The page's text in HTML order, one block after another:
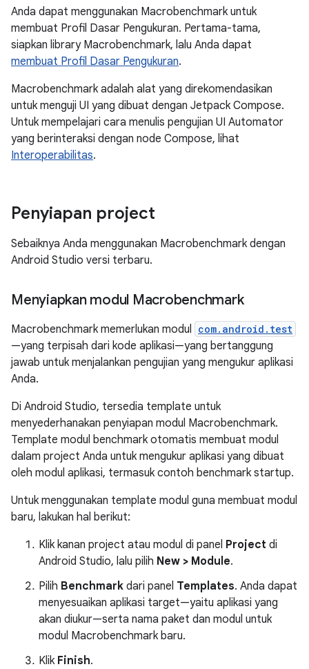
Anda dapat menggunakan Macrobenchmark untuk
membuat Profil Dasar Pengukuran. Pertama-tama,
siapkan library Macrobenchmark, lalu Anda dapat
membuat Profil Dasar Pengukuran.
Macrobenchmark adalah alat yang direkomendasikan
untuk menguji UI yang dibuat dengan Jetpack Compose.
Untuk mempelajari cara menulis pengujian UI Automator
yang berinteraksi dengan node Compose, lihat
Interoperabilitas.
Penyiapan project
Sebaiknya Anda menggunakan Macrobenchmark dengan
Android Studio versi terbaru.
Menyiapkan modul Macrobenchmark
Macrobenchmark memerlukan modul com.android.test
—yang terpisah dari kode aplikasi—yang bertanggung
jawab untuk menjalankan pengujian yang mengukur aplikasi
Anda.
Di Android Studio, tersedia template untuk
menyederhanakan penyiapan modul Macrobenchmark.
Template modul benchmark otomatis membuat modul
dalam project Anda untuk mengukur aplikasi yang dibuat
oleh modul aplikasi, termasuk contoh benchmark startup.
Untuk menggunakan template modul guna membuat modul
baru, lakukan hal berikut:
Klik kanan project atau modul di panel Project di
Android Studio, lalu pilih New > Module.
Pilih Benchmark dari panel Templates. Anda dapat
menyesuaikan aplikasi target—yaitu aplikasi yang
akan diukur—serta nama paket dan modul untuk
modul Macrobenchmark baru.
Klik Finish.